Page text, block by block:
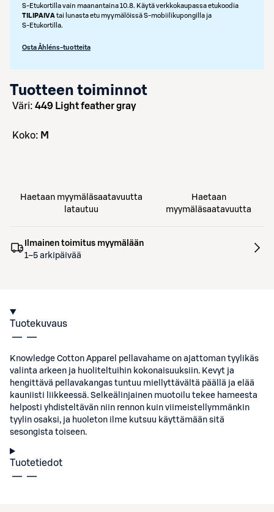
S‑Etukortilla vain maanantaina 10.8. Käytä verkkokaupassa etukoodia
TILIPAIVAtai lunasta etu myymälöissä S‑mobiilikupongilla ja
S‑Etukortilla.
Osta Åhléns-tuotteita
Tuotteen toiminnot
väri: 449 Light feather gray
koko: M
Haetaan myymäläsaatavuutta
latautuu
Haetaan
myymäläsaatavuutta
Ilmainen toimitus myymälään
1–5 arkipäivää
Tuotekuvaus
Knowledge Cotton Apparel pellavahame on ajattoman tyylikäs
valinta arkeen ja huoliteltuihin kokonaisuuksiin. Kevyt ja
hengittävä pellavakangas tuntuu miellyttävältä päällä ja elää
kauniisti liikkeessä. Selkeälinjainen muotoilu tekee hameesta
helposti yhdisteltävän niin rennon kuin viimeistellymmänkin
tyylin osaksi, ja huoleton ilme kutsuu käyttämään sitä
sesongista toiseen.
Tuotetiedot